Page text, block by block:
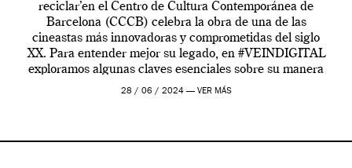
reciclar’en el Centro de Cultura Contemporánea de
Barcelona (CCCB) celebra la obra de una de las
cineastas más innovadoras y comprometidas del siglo
XX. Para entender mejor su legado, en #VEINDIGITAL
exploramos algunas claves esenciales sobre su manera
de entender la vida, el cine y el arte contemporáneo.
28 / 06 / 2024 — VER MÁS